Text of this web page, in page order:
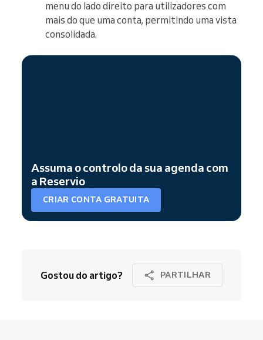
menu do lado direito para utilizadores com
mais do que uma conta, permitindo uma vista
consolidada.
Assuma o controlo da sua agenda com
a Reservio
CRIAR CONTA GRATUITA
Gostou do artigo? PARTILHAR